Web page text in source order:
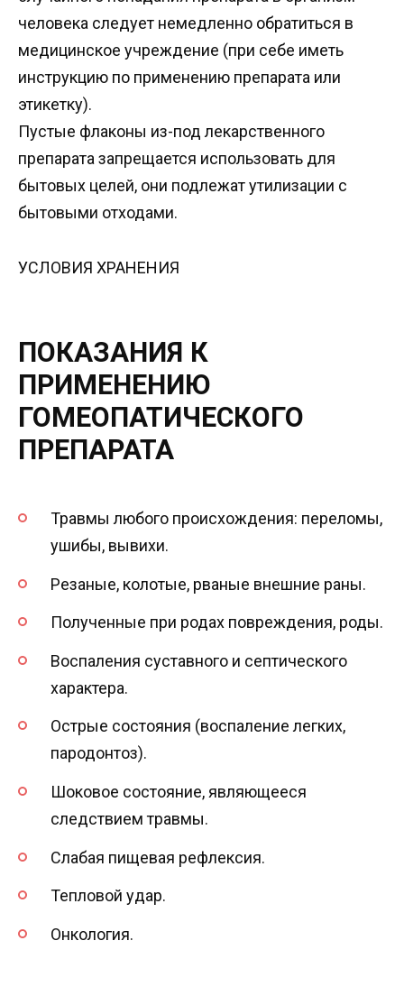
человека следует немедленно обратиться в
медицинское учреждение (при себе иметь
инструкцию по применению препарата или
этикетку).
Пустые флаконы из-под лекарственного
препарата запрещается использовать для
бытовых целей, они подлежат утилизации с
бытовыми отходами.
УСЛОВИЯ ХРАНЕНИЯ
ПОКАЗАНИЯ К
ПРИМЕНЕНИЮ
ГОМЕОПАТИЧЕСКОГО
ПРЕПАРАТА
Травмы любого происхождения: переломы,
ушибы, вывихи.
Резаные, колотые, рваные внешние раны.
Полученные при родах повреждения, роды.
Воспаления суставного и септического
характера.
Острые состояния (воспаление легких,
пародонтоз).
Шоковое состояние, являющееся
следствием травмы.
Слабая пищевая рефлексия.
Тепловой удар.
Онкология.